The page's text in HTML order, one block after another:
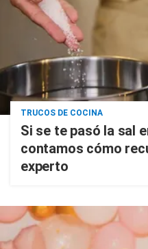
TRUCOS DE COCINA
Si se te pasó la sal
contamos cómo
experto